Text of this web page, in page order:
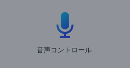
音声コントロール